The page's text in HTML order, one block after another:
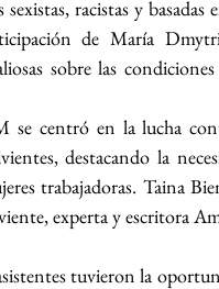
racistas y
de María
sobre las
centró en la lucha
destacando la
trabajadoras. Taina
experta y escritora
tuvieron la